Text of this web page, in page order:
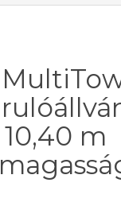
m